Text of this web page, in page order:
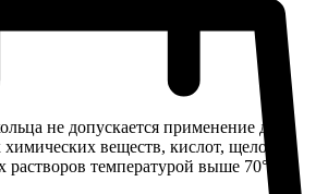
не допускается применение для
химических веществ, кислот, щелочей,
температурой выше 70°С.